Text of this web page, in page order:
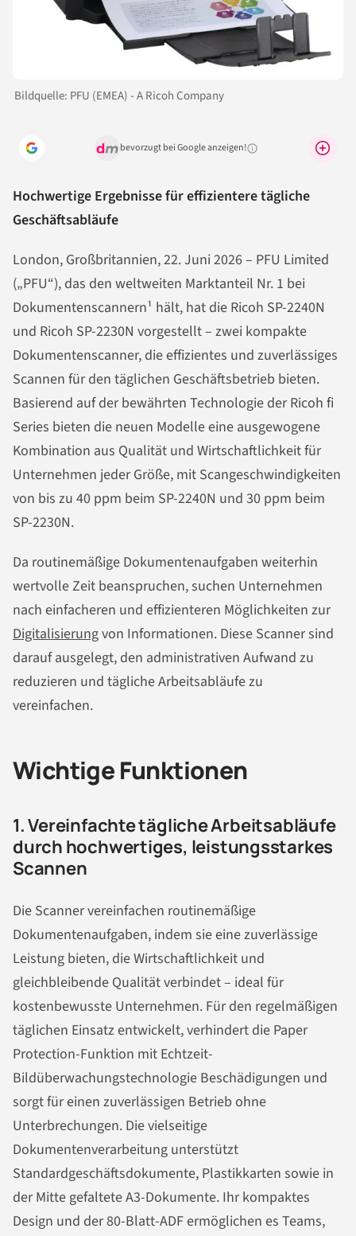
Bildquelle: PFU (EMEA) - A Ricoh Company
bevorzugt bei Google anzeigen!Warum lohnt sich das?
Hochwertige Ergebnisse für effizientere tägliche
Geschäftsabläufe
London, Großbritannien, 22. Juni 2026 – PFU Limited
(„PFU“), das den weltweiten Marktanteil Nr. 1 bei
Dokumentenscannern¹ hält, hat die Ricoh SP-2240N
und Ricoh SP-2230N vorgestellt – zwei kompakte
Dokumentenscanner, die effizientes und zuverlässiges
Scannen für den täglichen Geschäftsbetrieb bieten.
Basierend auf der bewährten Technologie der Ricoh fi
Series bieten die neuen Modelle eine ausgewogene
Kombination aus Qualität und Wirtschaftlichkeit für
Unternehmen jeder Größe, mit Scangeschwindigkeiten
von bis zu 40 ppm beim SP-2240N und 30 ppm beim
SP-2230N.
Da routinemäßige Dokumentenaufgaben weiterhin
wertvolle Zeit beanspruchen, suchen Unternehmen
nach einfacheren und effizienteren Möglichkeiten zur
Digitalisierungvon Informationen. Diese Scanner sind
darauf ausgelegt, den administrativen Aufwand zu
reduzieren und tägliche Arbeitsabläufe zu
vereinfachen.
Wichtige Funktionen
1. Vereinfachte tägliche Arbeitsabläufe
durch hochwertiges, leistungsstarkes
Scannen
Die Scanner vereinfachen routinemäßige
Dokumentenaufgaben, indem sie eine zuverlässige
Leistung bieten, die Wirtschaftlichkeit und
gleichbleibende Qualität verbindet – ideal für
kostenbewusste Unternehmen. Für den regelmäßigen
täglichen Einsatz entwickelt, verhindert die Paper
Protection-Funktion mit Echtzeit-
Bildüberwachungstechnologie Beschädigungen und
sorgt für einen zuverlässigen Betrieb ohne
Unterbrechungen. Die vielseitige
Dokumentenverarbeitung unterstützt
Standardgeschäftsdokumente, Plastikkarten sowie in
der Mitte gefaltete A3-Dokumente. Ihr kompaktes
Design und der 80-Blatt-ADF ermöglichen es Teams,